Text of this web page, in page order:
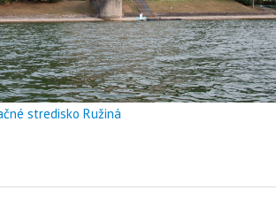
stredisko Ružiná